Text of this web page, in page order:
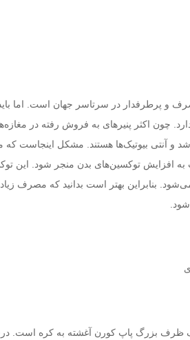
و پرطرفدار در سرتاسر جهان است. اما باید
چون اکثر پنیرهای به فروش رفته در
و آنتی بیوتیک‌ها هستند. مشکل اینجاست که
به افزایش توکسین‌های بدن منجر شود. این
بنابراین بهتر است بدانید که مصرف
یک ظرف بزرگ پاپ کورن آغشته به کره است.